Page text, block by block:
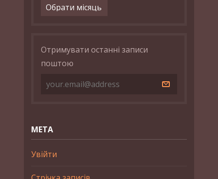
Архіви
Отримувати останні записи
поштою
МЕТА
Увійти